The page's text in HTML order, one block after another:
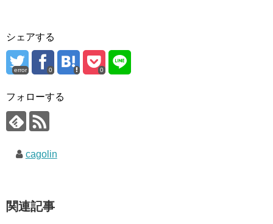
シェアする
error 0 0
フォローする
cagolin
関連記事